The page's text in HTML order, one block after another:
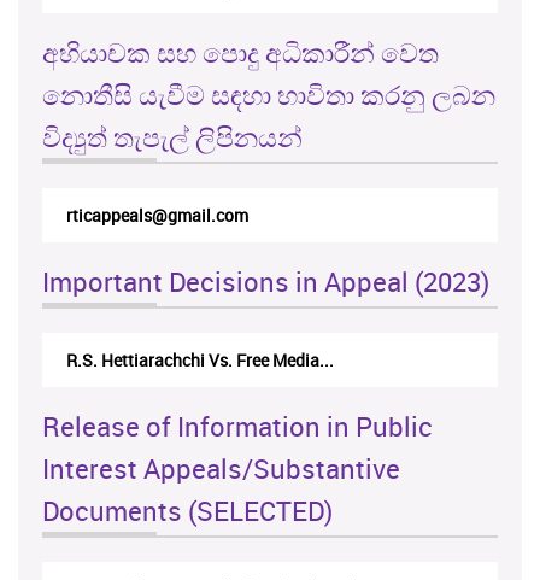
අභියාචක සහ පොදු අධිකාරීන් වෙත
නොතීසි යැවීම සඳහා භාවිතා කරනු ලබන
විද්‍යුත් තැපැල් ලිපිනයන්
rticappeals@gmail.com
Important Decisions in Appeal (2023)
R.S. Hettiarachchi Vs. Free Media...
Release of Information in Public
Interest Appeals/Substantive
Documents (SELECTED)